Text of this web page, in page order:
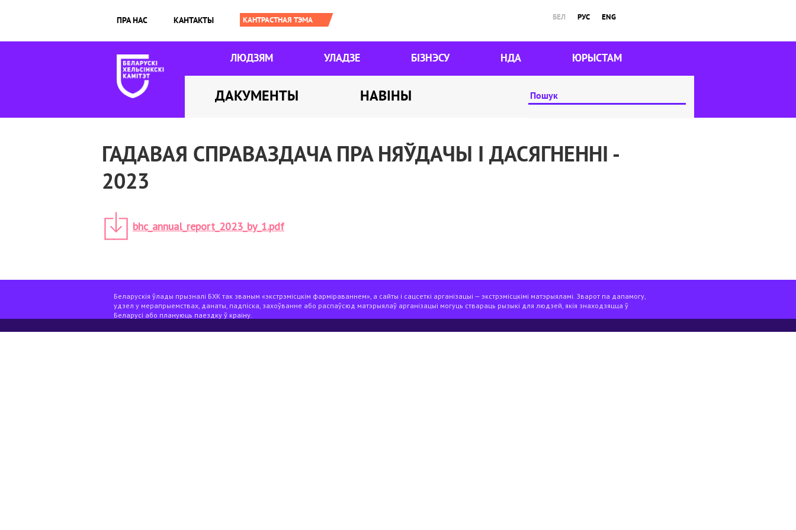
ПРА НАС КАНТАКТЫ БЕЛ РУС ENG
ЛЮДЗЯМ УЛАДЗЕ БІЗНЭСУ НДА ЮРЫСТАМ
ДАКУМЕНТЫ НАВІНЫ
ГАДАВАЯ СПРАВАЗДАЧА ПРА НЯЎДАЧЫ І ДАСЯГНЕННІ -
2023
bhc_annual_report_2023_by_1.pdf
Беларускія ўлады прызналі БХК так званым «экстрэмісцкім фарміраваннем», а сайты і сацсеткі арганізацыі — экстрэмісцкімі матэрыяламі. Зварот па дапамогу,
удзел у мерапрыемствах, данаты, падпіска, захоўванне або распаўсюд матэрыялаў арганізацыі могуць ствараць рызыкі для людзей, якія знаходзяцца ў
Беларусі або плануюць паездку ў краіну.